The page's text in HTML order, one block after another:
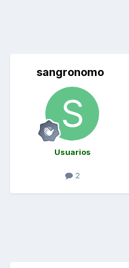
sangronomo
Usuarios
2